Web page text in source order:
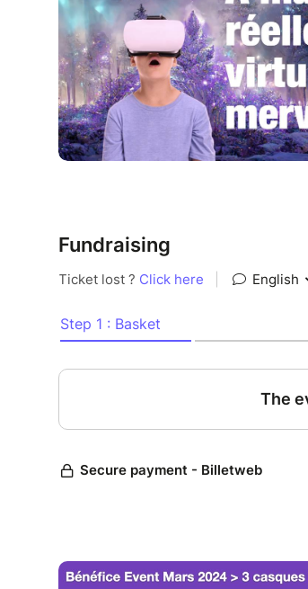
Aujourd’hui, les hôpitaux
jeunes malades. Les films projetés
injections, des chimiothérapies, et
Les effets secondaires des
des petits patients. Ces casques
hôpitaux pour améliorer la vie des
Fundraising